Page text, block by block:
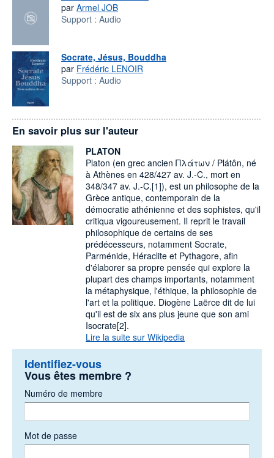
par Armel JOB
Support : Audio
Socrate, Jésus, Bouddha
par Frédéric LENOIR
Support : Audio
En savoir plus sur l'auteur
PLATON
Platon (en grec ancien Πλάτων / Plátôn, né
à Athènes en 428/427 av. J.-C., mort en
348/347 av. J.-C.[1]), est un philosophe de la
Grèce antique, contemporain de la
démocratie athénienne et des sophistes, qu'il
critiqua vigoureusement. Il reprit le travail
philosophique de certains de ses
prédécesseurs, notamment Socrate,
Parménide, Héraclite et Pythagore, afin
d'élaborer sa propre pensée qui explore la
plupart des champs importants, notamment
la métaphysique, l'éthique, la philosophie de
l'art et la politique. Diogène Laërce dit de lui
qu'il est de six ans plus jeune que son ami
Isocrate[2].
Lire la suite sur Wikipedia
Identifiez-vous
Vous êtes membre ?
Numéro de membre
Mot de passe